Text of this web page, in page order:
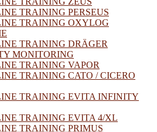
TRAINING PERSEUS
TRAINING OXYLOG
TRAINING DRÄGER
MONITORING
TRAINING VAPOR
TRAINING CATO / CICERO
TRAINING EVITA INFINITY
TRAINING EVITA 4/XL
TRAINING PRIMUS